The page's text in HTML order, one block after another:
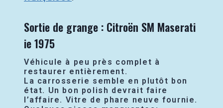
Sortie de grange : Citroën SM Maserati
ie 1975
Véhicule à peu près complet à
restaurer entièrement.
La carrosserie semble en plutôt bon
état. Un bon polish devrait faire
l’affaire. Vitre de phare neuve fournie.